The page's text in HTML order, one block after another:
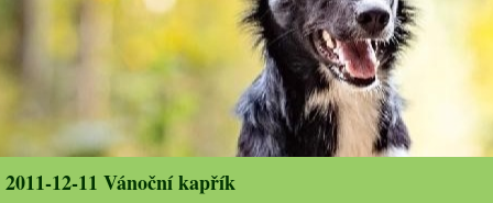
2011-12-11 Vánoční kapřík